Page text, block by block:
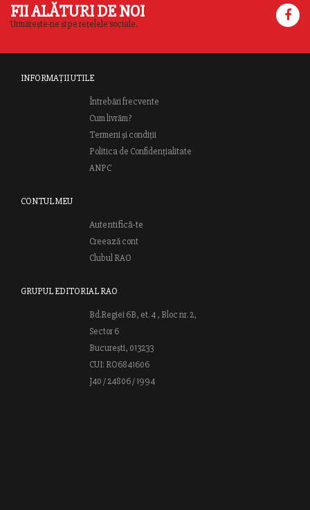
FII ALĂTURI DE NOI
Urmărește-ne și pe rețelele sociale.
INFORMAȚII UTILE
Întrebări frecvente
Cum livrăm?
Termeni și condiții
Politica de Confidențialitate
ANPC
CONTUL MEU
Autentifică-te
Creează cont
Clubul RAO
GRUPUL EDITORIAL RAO
Bd.Regiei 6B, et. 4 , Bloc nr. 2,
Sector 6
București, 013233
CUI: RO6841606
J40 / 24806 / 1994